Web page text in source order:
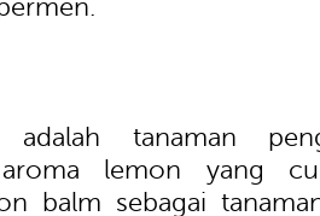
tanaman
aroma lemon yang
balm sebagai